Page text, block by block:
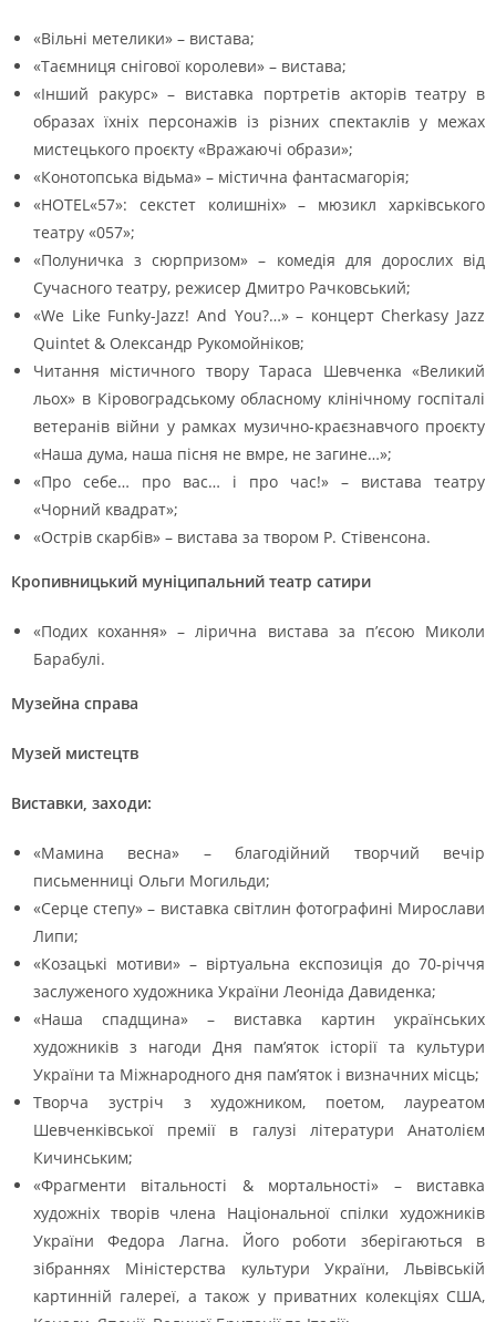
«Вільні метелики» – вистава;
«Таємниця снігової королеви» – вистава;
«Інший ракурс» – виставка портретів акторів театру в
образах їхніх персонажів із різних спектаклів у межах
мистецького проєкту «Вражаючі образи»;
«Конотопська відьма» – містична фантасмагорія;
«HOTEL«57»: секстет колишніх» – мюзикл харківського
театру «057»;
«Полуничка з сюрпризом» – комедія для дорослих від
Сучасного театру, режисер Дмитро Рачковський;
«We Like Funky-Jazz! And You?…» – концерт Cherkasy Jazz
Quintet & Олександр Рукомойніков;
Читання містичного твору Тараса Шевченка «Великий
льох» в Кіровоградському обласному клінічному госпіталі
ветеранів війни у рамках музично-краєзнавчого проєкту
«Наша дума, наша пісня не вмре, не загине…»;
«Про себе… про вас… і про час!» – вистава театру
«Чорний квадрат»;
«Острів скарбів» – вистава за твором Р. Стівенсона.
Кропивницький муніципальний театр сатири
«Подих кохання» – лірична вистава за п’єсою Миколи
Барабулі.
Музейна справа
Музей мистецтв
Виставки, заходи:
«Мамина весна» – благодійний творчий вечір
письменниці Ольги Могильди;
«Серце степу» – виставка світлин фотографині Мирослави
Липи;
«Козацькі мотиви» – віртуальна експозиція до 70-річчя
заслуженого художника України Леоніда Давиденка;
«Наша спадщина» – виставка картин українських
художників з нагоди Дня пам’яток історії та культури
України та Міжнародного дня пам’яток і визначних місць;
Творча зустріч з художником, поетом, лауреатом
Шевченківської премії в галузі літератури Анатолієм
Кичинським;
«Фрагменти вітальності & мортальності» – виставка
художніх творів члена Національної спілки художників
України Федора Лагна. Його роботи зберігаються в
зібраннях Міністерства культури України, Львівській
картинній галереї, а також у приватних колекціях США,